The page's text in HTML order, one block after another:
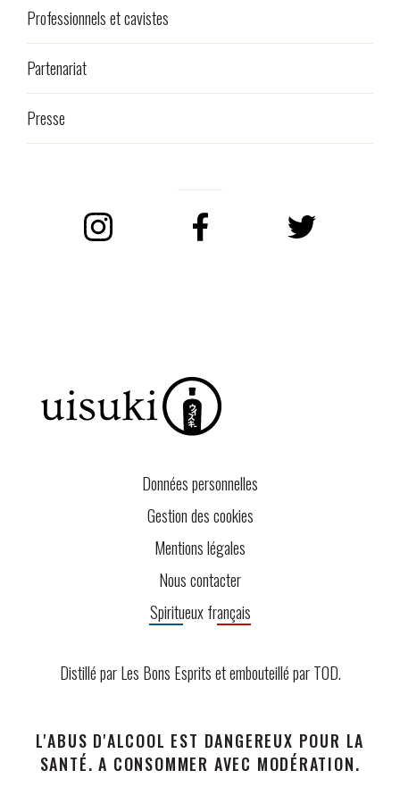
Professionnels et cavistes
Partenariat
Presse
Données personnelles
Gestion des cookies
Mentions légales
Nous contacter
Spiritueux français
Distillé par Les Bons Esprits et embouteillé parTOD.
L'ABUS D'ALCOOL EST DANGEREUX POUR LA
SANTÉ. A CONSOMMER AVEC MODÉRATION.